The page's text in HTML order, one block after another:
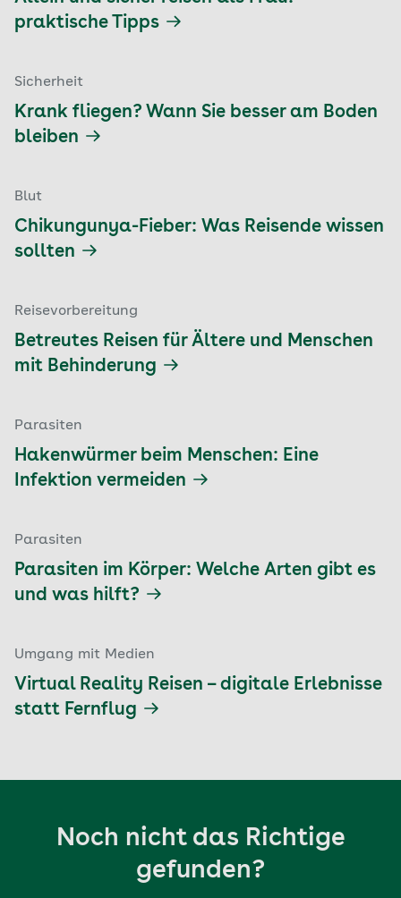
praktische Tipps
Sicherheit
Krank fliegen? Wann Sie besser am Boden
bleiben
Blut
Chikungunya-Fieber: Was Reisende wissen
sollten
Reisevorbereitung
Betreutes Reisen für Ältere und Menschen
mit Behinderung
Parasiten
Hakenwürmer beim Menschen: Eine
Infektion vermeiden
Parasiten
Parasiten im Körper: Welche Arten gibt es
und was hilft?
Umgang mit Medien
Virtual Reality Reisen – digitale Erlebnisse
statt Fernflug
Noch nicht das Richtige
gefunden?